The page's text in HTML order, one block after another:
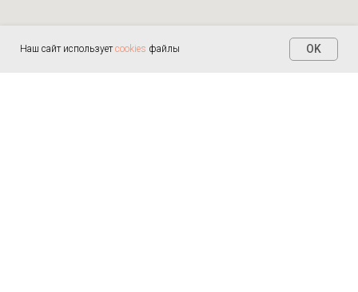
Наш сайт используетcookies файлы OK